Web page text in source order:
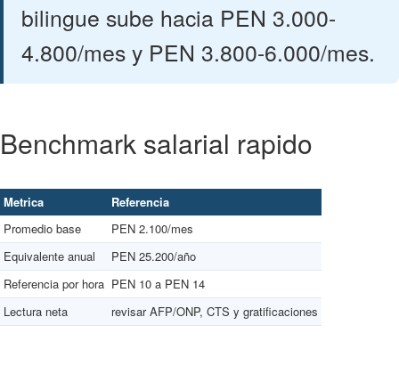
bilingue sube hacia PEN 3.000-
4.800/mes y PEN 3.800-6.000/mes.
Benchmark salarial rapido
Metrica
Referencia
Promedio base
PEN 2.100/mes
Equivalente anual
PEN 25.200/año
Referencia por hora PEN 10 a PEN 14
Lectura neta
revisar AFP/ONP, CTS y gratificaciones